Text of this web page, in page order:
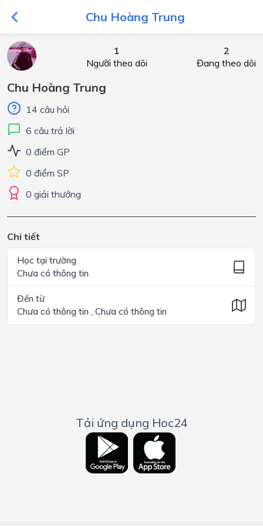
Chu Hoàng Trung
1
Người theo dõi
2
Đang theo dõi
Chu Hoàng Trung
14 câu hỏi
6 câu trả lời
0 điểm GP
0 điểm SP
0 giải thưởng
Chi tiết
Học tại trường
Chưa có thông tin
Đến từ
Chưa có thông tin , Chưa có thông tin
Tải ứng dụng Hoc24